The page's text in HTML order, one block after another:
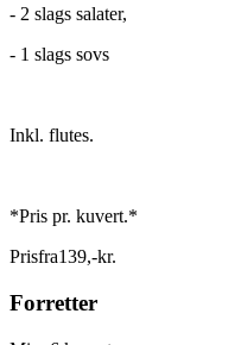
- 2 slags salater,
- 1 slags sovs
Inkl. flutes.
*Pris pr. kuvert.*
Prisfra139,-kr.
Forretter